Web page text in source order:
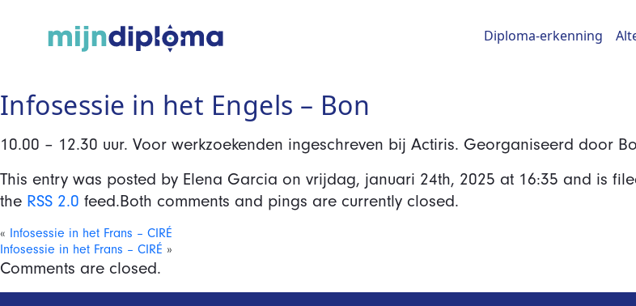
Diploma-erkenning
Infosessie in het Engels – Bon
10.00 – 12.30 uur. Voor werkzoekenden ingeschreven bij Actiris. Georganiseerd door
This entry was posted by Elena Garcia on vrijdag, januari 24th, 2025 at 16:35 and is
the RSS 2.0 feed.Both comments and pings are currently closed.
« Infosessie in het Frans – CIRÉ
Infosessie in het Frans – CIRÉ »
Comments are closed.